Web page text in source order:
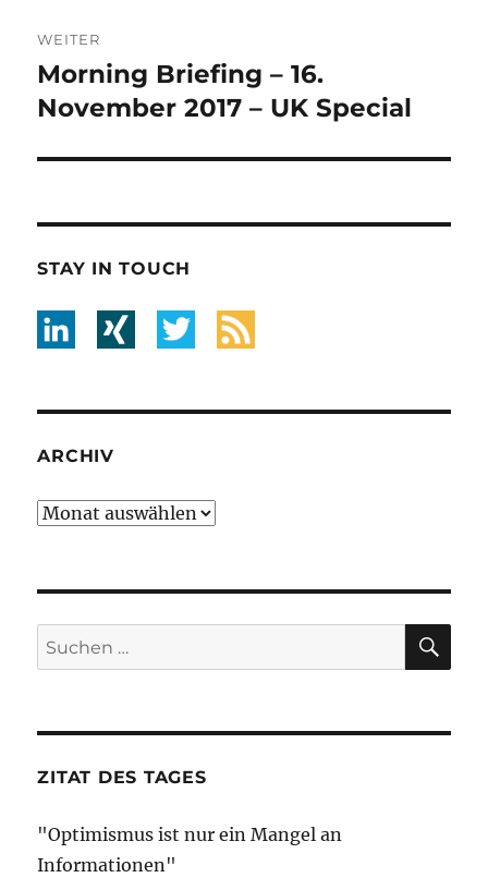
WEITER
Nächster
Beitrag:
Morning Briefing – 16.
November 2017 – UK Special
STAY IN TOUCH
ARCHIV
Archiv
Suche
nach:
ZITAT DES TAGES
"Optimismus ist nur ein Mangel an
Informationen"